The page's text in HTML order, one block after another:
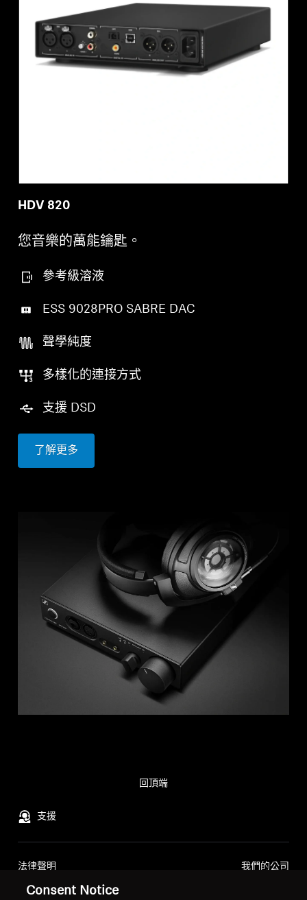
HDV 820
您音樂的萬能鑰匙。
參考級溶液
ESS 9028PRO SABRE DAC
聲學純度
多樣化的連接方式
支援 DSD
了解更多
支援
回頂端
法律聲明
全球隱私權政策
我們的公司
Consent Notice